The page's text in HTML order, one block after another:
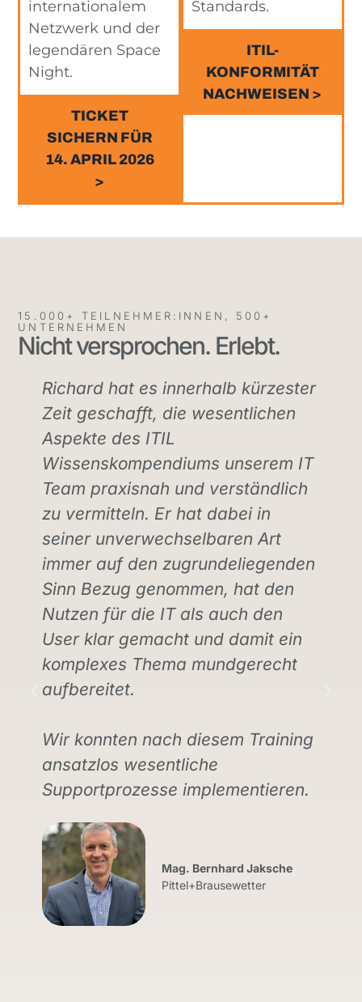
internationalem
Netzwerk und der
legendären Space
Night.
TICKET
SICHERN FÜR
14. APRIL 2026
>
Standards.
ITIL-
KONFORMITÄT
NACHWEISEN >
15.000+ TEILNEHMER:INNEN, 500+
UNTERNEHMEN
Nicht versprochen. Erlebt.
Richard hat es innerhalb kürzester
Zeit geschafft, die wesentlichen
Aspekte des ITIL
Wissenskompendiums unserem IT
Team praxisnah und verständlich
zu vermitteln. Er hat dabei in
seiner unverwechselbaren Art
immer auf den zugrundeliegenden
Sinn Bezug genommen, hat den
Nutzen für die IT als auch den
User klar gemacht und damit ein
komplexes Thema mundgerecht
aufbereitet.
Wir konnten nach diesem Training
ansatzlos wesentliche
Supportprozesse implementieren.
Mag. Bernhard Jaksche
Pittel+Brausewetter